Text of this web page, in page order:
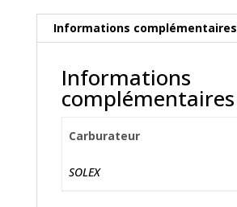
Informations complémentaires
Informations
complémentaires
Carburateur
SOLEX